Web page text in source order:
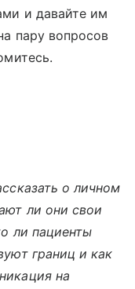
и давайте им
пару вопросов
о личном
ли они свои
ли пациенты
границ и как
на